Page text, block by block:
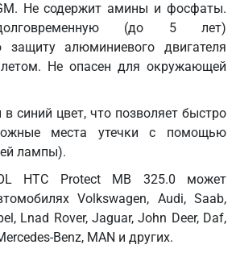
Не содержит амины и фосфаты.
долговременную (до 5 лет)
защиту алюминиевого двигателя
Не опасен для окружающей
синий цвет, что позволяет быстро
места утечки с помощью
лампы).
HTC Protect MB 325.0 может
Volkswagen, Audi, Saab,
Lnad Rover, Jaguar, John Deer, Daf,
Benz, MAN и других.